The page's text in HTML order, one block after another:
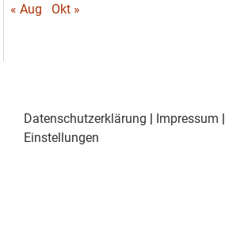
« Aug
Okt »
Datenschutzerklärung | Impressum |
Einstellungen